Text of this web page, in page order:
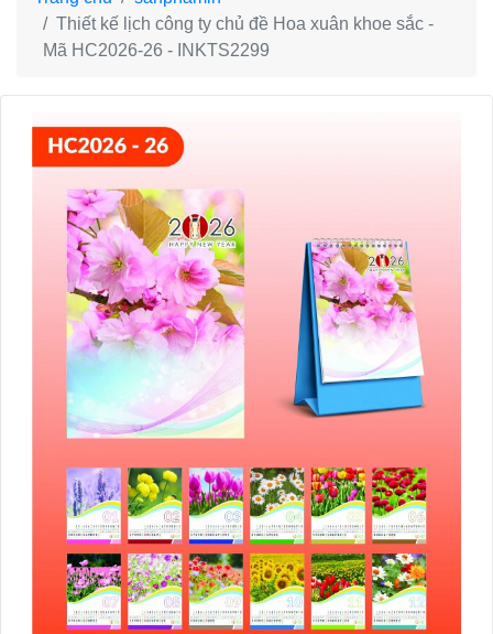
Thiết kế lịch công ty chủ đề Hoa xuân khoe sắc -
Mã HC2026-26 - INKTS2299